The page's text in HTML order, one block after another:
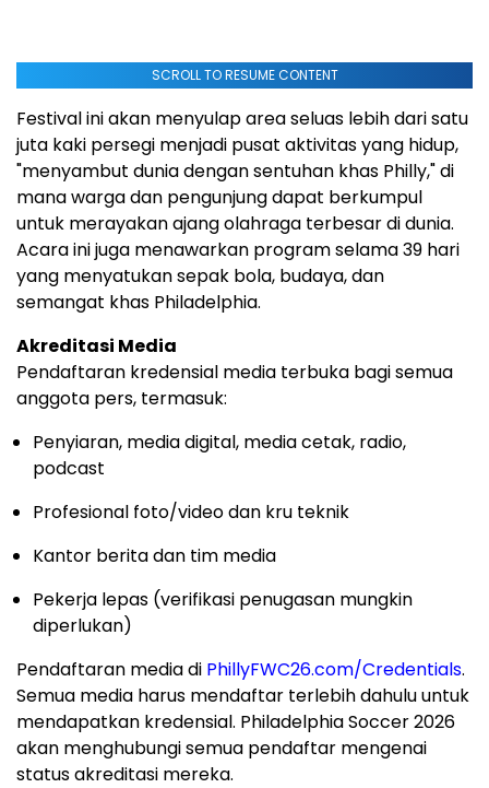
SCROLL TO RESUME CONTENT
Festival ini akan menyulap area seluas lebih dari satu
juta kaki persegi menjadi pusat aktivitas yang hidup,
"menyambut dunia dengan sentuhan khas Philly," di
mana warga dan pengunjung dapat berkumpul
untuk merayakan ajang olahraga terbesar di dunia.
Acara ini juga menawarkan program selama 39 hari
yang menyatukan sepak bola, budaya, dan
semangat khas Philadelphia.
Akreditasi Media
Pendaftaran kredensial media terbuka bagi semua
anggota pers, termasuk:
Penyiaran, media digital, media cetak, radio,
podcast
Profesional foto/video dan kru teknik
Kantor berita dan tim media
Pekerja lepas (verifikasi penugasan mungkin
diperlukan)
Pendaftaran media di PhillyFWC26.com/Credentials.
Semua media harus mendaftar terlebih dahulu untuk
mendapatkan kredensial. Philadelphia Soccer 2026
akan menghubungi semua pendaftar mengenai
status akreditasi mereka.